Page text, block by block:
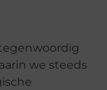
we steeds